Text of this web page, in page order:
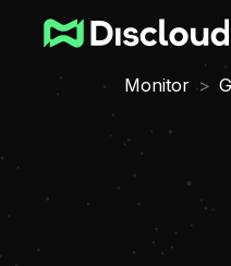
Monitor